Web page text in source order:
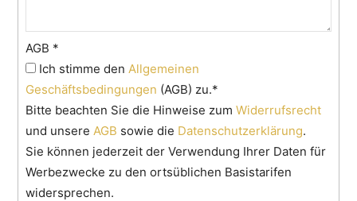
AGB *
Ich stimme den Allgemeinen
Geschäftsbedingungen (AGB) zu.*
Bitte beachten Sie die Hinweise zumWiderrufsrecht
und unsere AGB sowie die Datenschutzerklärung.
Sie können jederzeit der Verwendung Ihrer Daten für
Werbezwecke zu den ortsüblichen Basistarifen
widersprechen.